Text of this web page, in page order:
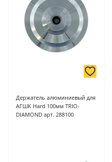
узнать здесь - "Оплата"
Держатель алюминиевый для
АГШК Hard 100мм TRIO-
DIAMOND арт. 288100